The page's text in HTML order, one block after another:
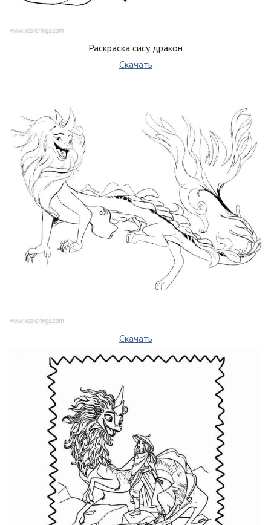
Раскраска сису дракон
Скачать
Скачать